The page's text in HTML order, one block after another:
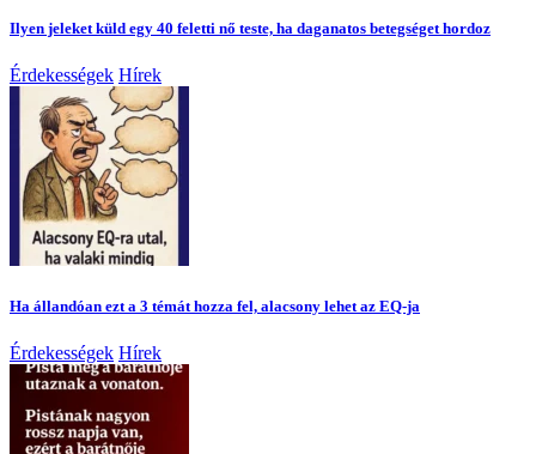
Ilyen jeleket küld egy 40 feletti nő teste, ha daganatos betegséget hordoz
Érdekességek Hírek
Ha állandóan ezt a 3 témát hozza fel, alacsony lehet az EQ-ja
Érdekességek Hírek